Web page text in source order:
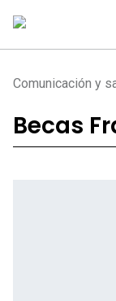
Comunicación y
Becas